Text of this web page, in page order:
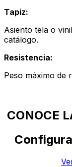
Tapiz:
Asiento tela o
catálogo.
Resistencia:
Peso máximo de
CONOCE